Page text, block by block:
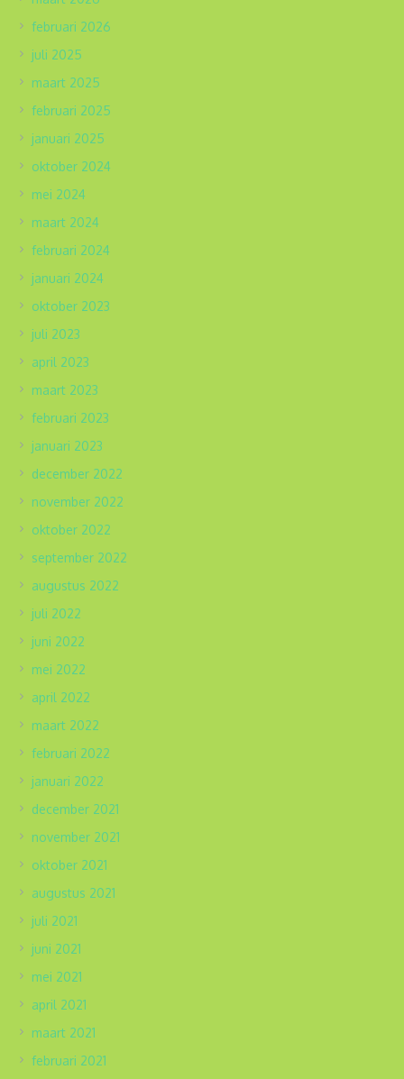
februari 2026
juli 2025
maart 2025
februari 2025
januari 2025
oktober 2024
mei 2024
maart 2024
februari 2024
januari 2024
oktober 2023
juli 2023
april 2023
maart 2023
februari 2023
januari 2023
december 2022
november 2022
oktober 2022
september 2022
augustus 2022
juli 2022
juni 2022
mei 2022
april 2022
maart 2022
februari 2022
januari 2022
december 2021
november 2021
oktober 2021
augustus 2021
juli 2021
juni 2021
mei 2021
april 2021
maart 2021
februari 2021